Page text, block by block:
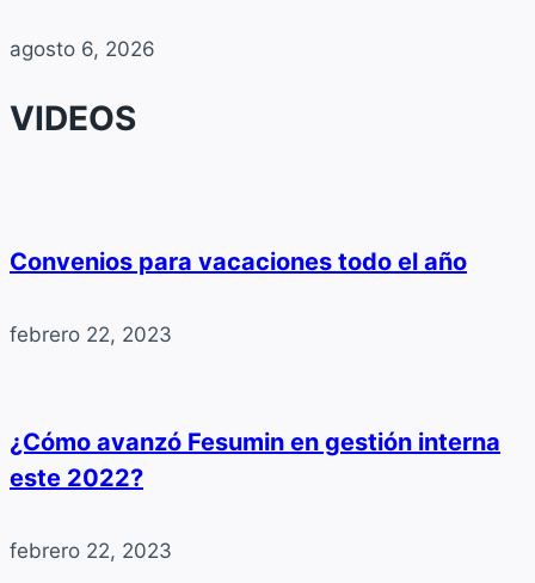
agosto 6, 2026
VIDEOS
Convenios para vacaciones todo el año
febrero 22, 2023
¿Cómo avanzó Fesumin en gestión interna
este 2022?
febrero 22, 2023